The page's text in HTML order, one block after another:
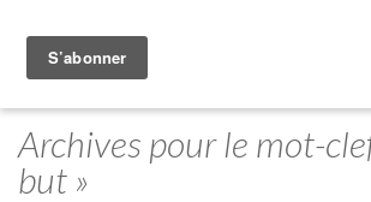
Archives pour le mot-
but »